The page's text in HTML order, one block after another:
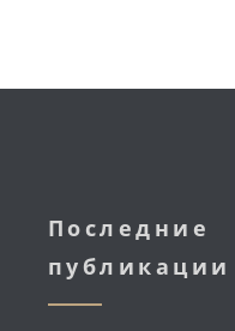
Последние
публикации